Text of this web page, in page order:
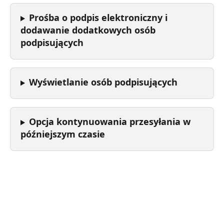
Prośba o podpis elektroniczny i
dodawanie dodatkowych osób
podpisujących
Wyświetlanie osób podpisujących
Opcja kontynuowania przesyłania w
późniejszym czasie